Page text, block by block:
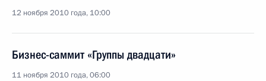
12 ноября 2010 года, 10:00
Бизнес-саммит «Группы двадцати»
11 ноября 2010 года, 06:00